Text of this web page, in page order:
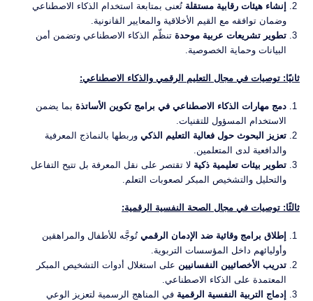
إنشاء هيئات رقابية مستقلة تُعنى بمتابعة استخدام الذكاء الاصطناعي
وضمان توافقه مع القيم الأخلاقية والمعايير القانونية.
تطوير تشريعات عربية موحدةتنظّم الذكاء الاصطناعي وتضمن أمن
البيانات وحماية الخصوصية.
ثانيًا: توصيات في مجال التعليم الرقمي والذكاء الاصطناعي:
دمج مهارات الذكاء الاصطناعي في برامج تكوين الأساتذةبما يضمن
الاستخدام المسؤول للتقنيات.
تعزيز البحوث حول فعالية التعليم الذكيوربطها بالنماذج المعرفية
والدافعية لدى المتعلمين.
تطوير بيئات تعليمية ذكية لا تقتصر على نقل المعرفة بل تتيح التفاعل
والتحليل والتشخيص المبكر لصعوبات التعلم.
ثالثًا: توصيات في مجال الصحة النفسية الرقمية:
إطلاق برامج وقائية ضد الإدمان الرقميتُوجَّه للأطفال والمراهقين
وأوليائهم داخل المؤسسات التربوية.
تدريب الأخصائيين النفسانيين على استغلال أدوات التشخيص المبكر
المعتمدة على الذكاء الاصطناعي.
إدماج التربية النفسية الرقمية في المناهج الرسمية لتعزيز الوعي